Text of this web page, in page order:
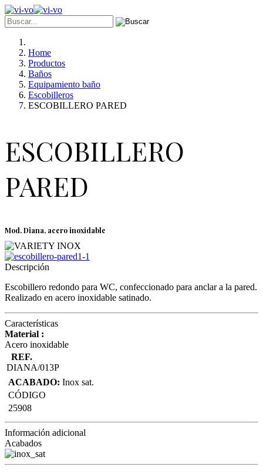
Home
Productos
Baños
Equipamiento baño
Escobilleros
ESCOBILLERO PARED
ESCOBILLERO
PARED
Mod. Diana, acero inoxidable
Descripción
Escobillero redondo para WC, confeccionado para anclar a la pared.
Realizado en acero inoxidable satinado.
Características
Material :
Acero inoxidable
REF.
DIANA/013P
ACABADO: Inox sat.
CÓDIGO
25908
Información adicional
Acabados